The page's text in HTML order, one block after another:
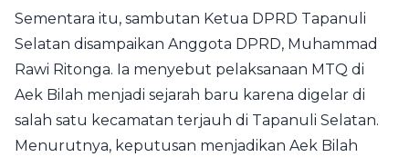
Sementara itu, sambutan Ketua DPRD Tapanuli
Selatan disampaikan Anggota DPRD, Muhammad
Rawi Ritonga. Ia menyebut pelaksanaan MTQ di
Aek Bilah menjadi sejarah baru karena digelar di
salah satu kecamatan terjauh di Tapanuli Selatan.
Menurutnya, keputusan menjadikan Aek Bilah